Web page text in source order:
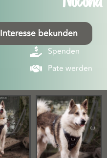
Interesse bekunden
Spenden
Pate werden